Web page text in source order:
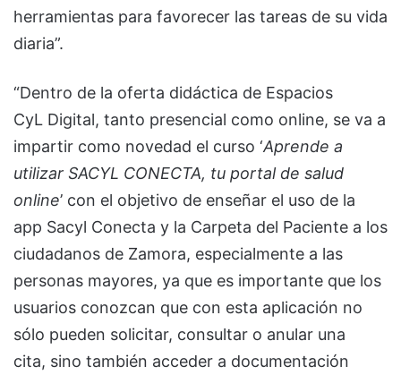
herramientas para favorecer las tareas de su vida
diaria”.
“Dentro de la oferta didáctica de Espacios
CyL Digital, tanto presencial como online, se va a
impartir como novedad el curso ‘Aprende a
utilizar SACYL CONECTA, tu portal de salud
online’ con el objetivo de enseñar el uso de la
app Sacyl Conecta y la Carpeta del Paciente a los
ciudadanos de Zamora, especialmente a las
personas mayores, ya que es importante que los
usuarios conozcan que con esta aplicación no
sólo pueden solicitar, consultar o anular una
cita, sino también acceder a documentación